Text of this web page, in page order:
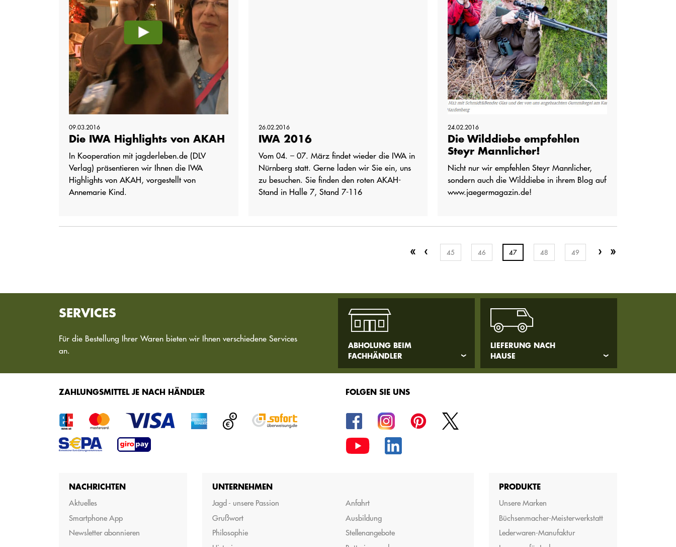
09.03.2016
Die IWA Highlights von AKAH
In Kooperation mit jagderleben.de (DLV
Verlag) präsentieren wir Ihnen die IWA
Highlights von AKAH, vorgestellt von
Annemarie Kind.
26.02.2016
IWA 2016
Vom 04. – 07. März findet wieder die IWA in
Nürnberg statt. Gerne laden wir Sie ein, uns
zu besuchen. Sie finden den roten AKAH-
Stand in Halle 7, Stand 7-116
24.02.2016
Die Wilddiebe empfehlen
Steyr Mannlicher!
Nicht nur wir empfehlen Steyr Mannlicher,
sondern auch die Wilddiebe in ihrem Blog auf
www.jaegermagazin.de!
45 46 47 48 49
SERVICES
Für die Bestellung Ihrer Waren bieten wir Ihnen verschiedene Services
an.
ABHOLUNG BEIM
FACHHÄNDLER
LIEFERUNG NACH
HAUSE
ZAHLUNGSMITTEL JE NACH HÄNDLER FOLGEN SIE UNS
NACHRICHTEN
Aktuelles
Smartphone App
Newsletter abonnieren
UNTERNEHMEN
Jagd - unsere Passion
Grußwort
Philosophie
Anfahrt
Ausbildung
Stellenangebote
PRODUKTE
Unsere Marken
Büchsenmacher-Meisterwerkstatt
Lederwaren-Manufaktur